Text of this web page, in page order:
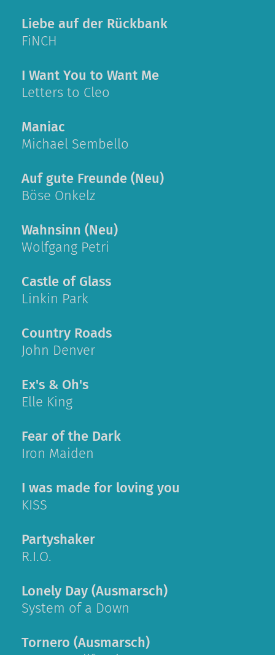
Liebe auf der Rückbank
FiNCH
I Want You to Want Me
Letters to Cleo
Maniac
Michael Sembello
Auf gute Freunde (Neu)
Böse Onkelz
Wahnsinn (Neu)
Wolfgang Petri
Castle of Glass
Linkin Park
Country Roads
John Denver
Ex's & Oh's
Elle King
Fear of the Dark
Iron Maiden
I was made for loving you
KISS
Partyshaker
R.I.O.
Lonely Day (Ausmarsch)
System of a Down
Tornero (Ausmarsch)